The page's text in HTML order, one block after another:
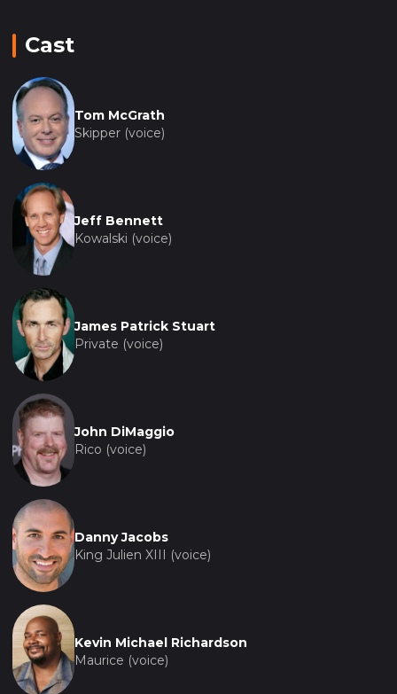
Cast
Tom McGrath
Skipper (voice)
Jeff Bennett
Kowalski (voice)
James Patrick Stuart
Private (voice)
John DiMaggio
Rico (voice)
Danny Jacobs
King Julien XIII (voice)
Kevin Michael Richardson
Maurice (voice)